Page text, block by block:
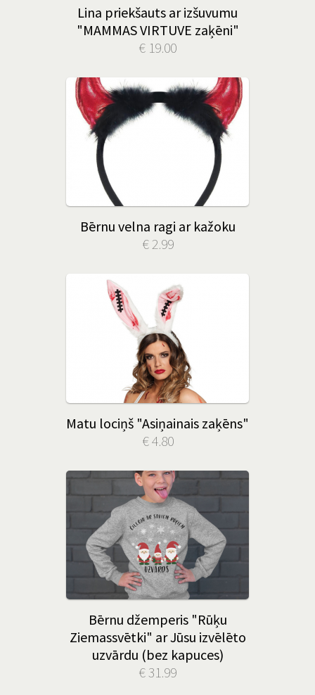
Lina priekšauts ar izšuvumu
"MAMMAS VIRTUVE zaķēni"
€ 19.00
Bērnu velna ragi ar kažoku
€ 2.99
Matu lociņš "Asiņainais zaķēns"
€ 4.80
Bērnu džemperis "Rūķu
Ziemassvētki" ar Jūsu izvēlēto
uzvārdu (bez kapuces)
€ 31.99